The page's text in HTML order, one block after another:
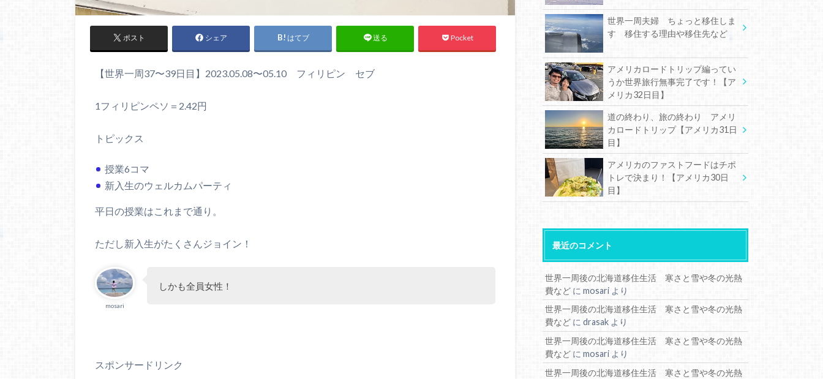
ポスト シェア はてブ 送る Pocket
【世界一周37〜39日目】2023.05.08〜05.10 フィリピン セブ
1フィリピンペソ＝2.42円
トピックス
授業6コマ
新入生のウェルカムパーティ
平日の授業はこれまで通り。
ただし新入生がたくさんジョイン！
mosari
しかも全員女性！
スポンサードリンク
世界一周夫婦 ちょっと移住しま
す 移住する理由や移住先など
アメリカロードトリップ編ってい
うか世界旅行無事完了です！【ア
メリカ32日目】
道の終わり、旅の終わり アメリ
カロードトリップ【アメリカ31日
目】
アメリカのファストフードはチポ
トレで決まり！【アメリカ30日
目】
最近のコメント
世界一周後の北海道移住生活 寒さと雪や冬の光熱
費など にmosari より
世界一周後の北海道移住生活 寒さと雪や冬の光熱
費など にdrasak より
世界一周後の北海道移住生活 寒さと雪や冬の光熱
費など にmosari より
世界一周後の北海道移住生活 寒さと雪や冬の光熱